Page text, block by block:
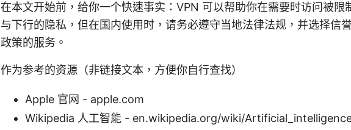
在本文开始前，给你一个快速事实：VPN 可以帮助你在需要时访问被限
与下行的隐私，但在国内使用时，请务必遵守当地法律法规，并选择信
政策的服务。
作为参考的资源（非链接文本，方便你自行查找）
Apple 官网 - apple.com
Wikipedia 人工智能 - en.wikipedia.org/wiki/